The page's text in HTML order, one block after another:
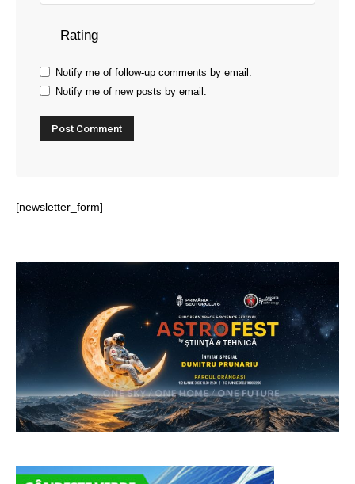
Rating
Notify me of follow-up comments by email.
Notify me of new posts by email.
[newsletter_form]